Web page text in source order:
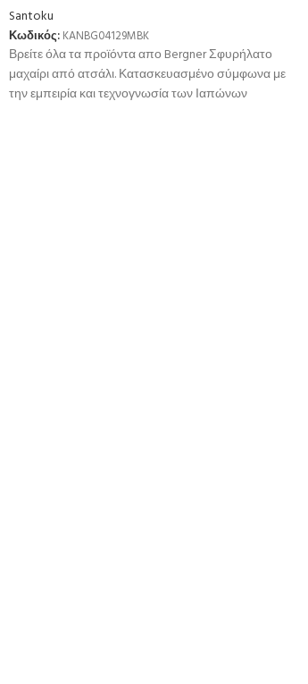
Santoku
Κωδικός: KANBG04129MBK
Βρείτε όλα τα προϊόντα απο Bergner Σφυρήλατο
μαχαίρι από ατσάλι. Κατασκευασμένο σύμφωνα με
την εμπειρία και τεχνογνωσία των Ιαπώνων